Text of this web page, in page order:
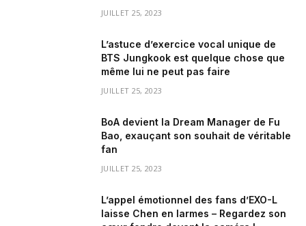
JUILLET 25, 2023
L’astuce d’exercice vocal unique de
BTS Jungkook est quelque chose que
même lui ne peut pas faire
JUILLET 25, 2023
BoA devient la Dream Manager de Fu
Bao, exauçant son souhait de véritable
fan
JUILLET 25, 2023
L’appel émotionnel des fans d’EXO-L
laisse Chen en larmes – Regardez son